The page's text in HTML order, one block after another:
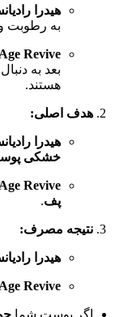
هیدرا
به رطوبت و
Age Revive:
بعد به
هستند.
هدف اصلی:
هیدرا
خشکی
Age Revive:
پف.
نتیجه مصرف:
هیدرا
Age Revive:
اگر پوست شما